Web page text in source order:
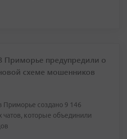
Приморье предупредили о
схеме мошенников
Приморье создано 9 146
которые объединили